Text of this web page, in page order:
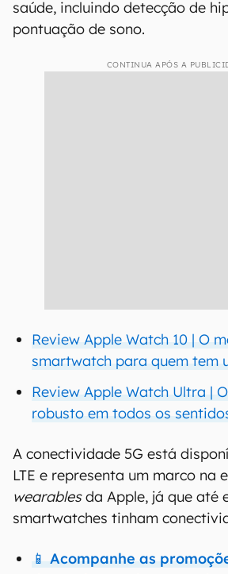
saúde, incluindo detecção de
pontuação de sono.
CONTINUA APÓS A
Review Apple Watch 10 | O
smartwatch para quem tem
Review Apple Watch Ultra |
robusto em todos os
A conectividade 5G está
LTE e representa um marco na
wearablesda Apple, já que até
smartwatches tinham
📱 Acompanhe as